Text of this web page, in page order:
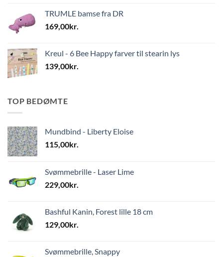
TRUMLE bamse fra DR
169,00kr.
Kreul - 6 Bee Happy farver til stearin lys
139,00kr.
TOP BEDØMTE
Mundbind - Liberty Eloise
115,00kr.
Svømmebrille - Laser Lime
229,00kr.
Bashful Kanin, Forest lille 18 cm
129,00kr.
Svømmebrille, Snappy